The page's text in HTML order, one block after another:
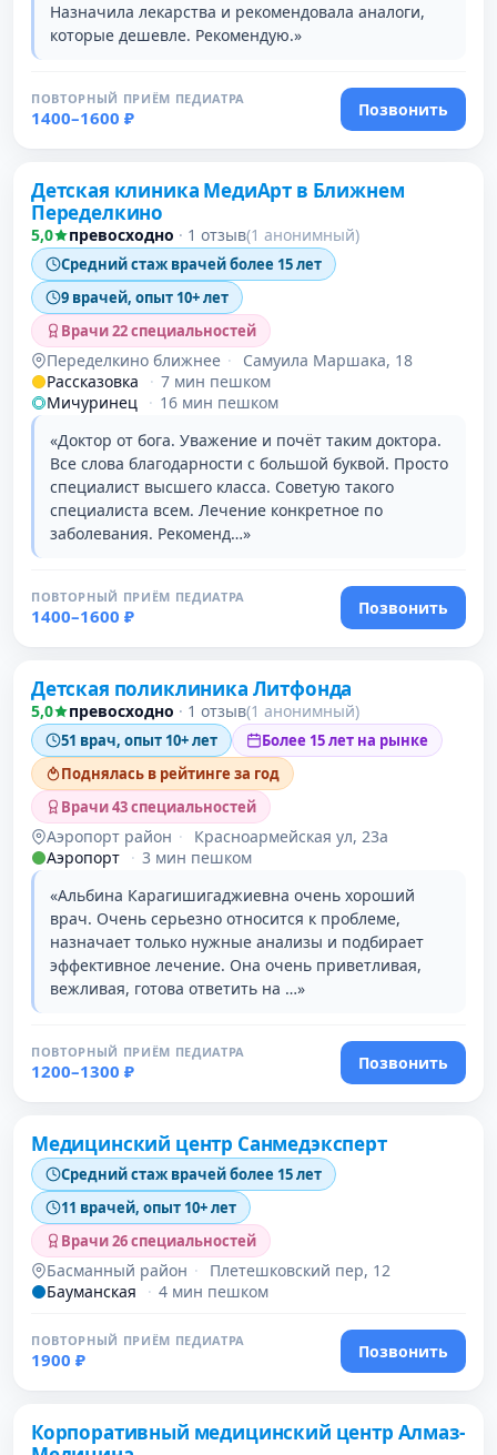
Назначила лекарства и рекомендовала аналоги,
которые дешевле. Рекомендую.»
ПОВТОРНЫЙ ПРИЁМ ПЕДИАТРА
1400–1600 ₽ Позвонить
Детская клиника МедиАрт в Ближнем
Переделкино
5,0 превосходно · 1 отзыв(1 анонимный)
Средний стаж врачей более 15 лет
9 врачей, опыт 10+ лет
Врачи 22 специальностей
Переделкино ближнее ·
Самуила Маршака, 18
Рассказовка
· 7 мин пешком
Мичуринец · 16 мин пешком
«Доктор от бога. Уважение и почёт таким доктора.
Все слова благодарности с большой буквой. Просто
специалист высшего класса. Советую такого
специалиста всем. Лечение конкретное по
заболевания. Рекоменд…»
ПОВТОРНЫЙ ПРИЁМ ПЕДИАТРА
1400–1600 ₽
Позвонить
Проверено давно
Детская поликлиника Литфонда
5,0 превосходно · 1 отзыв(1 анонимный)
51 врач, опыт 10+ лет
Более 15 лет на рынке
Поднялась в рейтинге за год
Врачи 43 специальностей
Аэропорт район ·
Красноармейская ул, 23а
Аэропорт · 3 мин пешком
«Альбина Карагишигаджиевна очень хороший
врач. Очень серьезно относится к проблеме,
назначает только нужные анализы и подбирает
эффективное лечение. Она очень приветливая,
вежливая, готова ответить на …»
ПОВТОРНЫЙ ПРИЁМ ПЕДИАТРА
1200–1300 ₽
Позвонить
Проверено давно
Медицинский центр Санмедэксперт
Средний стаж врачей более 15 лет
11 врачей, опыт 10+ лет
Врачи 26 специальностей
Басманный район ·
Плетешковский пер, 12
Бауманская
· 4 мин пешком
ПОВТОРНЫЙ ПРИЁМ ПЕДИАТРА
1900 ₽
Позвонить
Проверено давно
Корпоративный медицинский центр Алмаз-